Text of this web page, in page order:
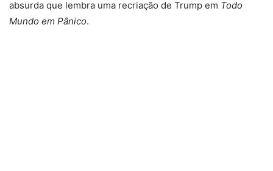
absurda que lembra uma recriação de Trump em Todo
Mundo em Pânico.